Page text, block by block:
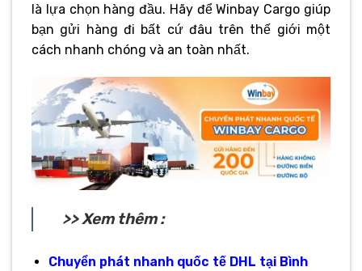
là lựa chọn hàng đầu. Hãy để Winbay Cargo giúp
bạn gửi hàng đi bất cứ đâu trên thế giới một
cách nhanh chóng và an toàn nhất.
>> Xem thêm :
Chuyển phát nhanh quốc tế DHL tại Bình